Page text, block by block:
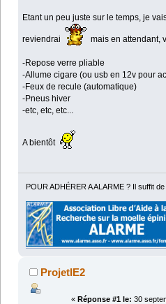
Etant un peu juste sur le temps, je
reviendrai mais en attendant,
-Repose verre pliable
-Allume cigare (ou usb en 12v pour
-Feux de recule (automatique)
-Pneus hiver
-etc, etc, etc...
A bientôt
POUR ADHÉRER A ALARME ? Il suffit
ProjetIE2
« Réponse #1 le: 30